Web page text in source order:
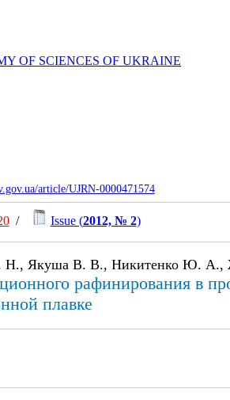
OF SCIENCES OF UKRAINE
article/UJRN-0000471574
/ Issue (2012, № 2)
Н., Якуша В. В., Никитенко Ю. А.,
рафинирования в
плавке